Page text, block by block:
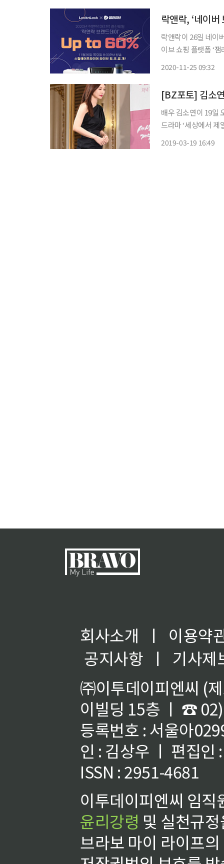
락앤락, ‘네이버
락앤락이 26일 네이
이브 쇼핑 플랫폼 ‘잼라
2020-11-25 09:32
[BZ포토] 김소
배우 김소연이 19일
드라마 ‘세상에서 제
2019-03-19 16:49
회사소개 ㅣ
이용약
공지사항
ㅣ
기사제
㈜이투데이피엔씨 (
이빌딩 15층 ㅣ ☎
등록번호 : 서울아
인 : 김상우 ㅣ 편집인
ISSN : 2951-4681
이투데이피엔씨 임
윤리강령 및 실천규
브라보 마이 라이프